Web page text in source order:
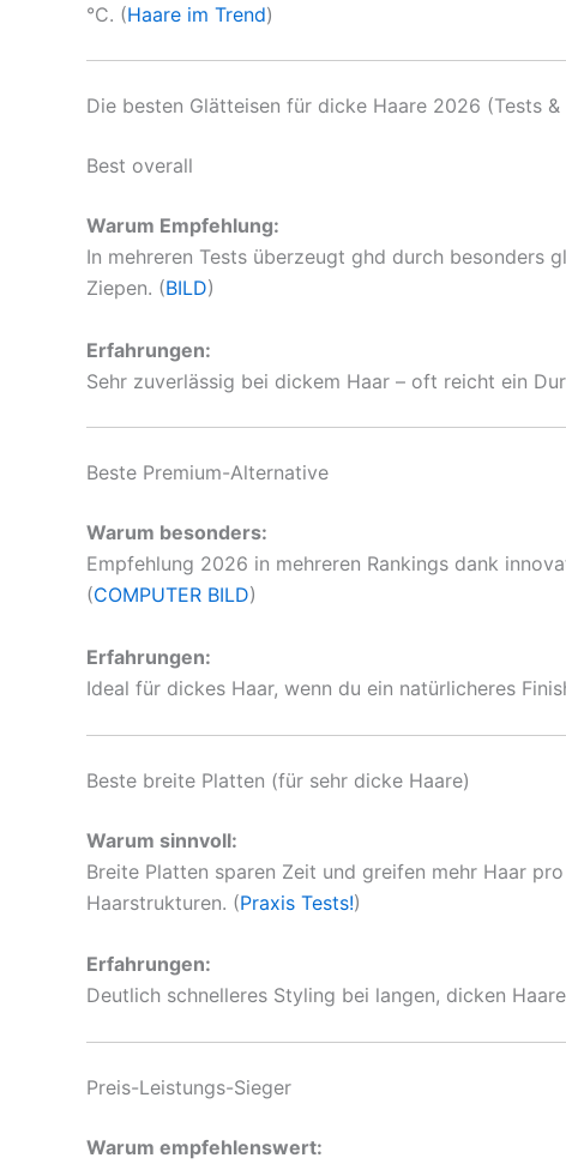
°C. (Haare im Trend)
Die besten Glätteisen für dicke Haare 2026 (Tests &
Best overall
Warum Empfehlung:
In mehreren Tests überzeugt ghd durch besonders
Ziepen. (BILD)
Erfahrungen:
Sehr zuverlässig bei dickem Haar – oft reicht ein
Beste Premium-Alternative
Warum besonders:
Empfehlung 2026 in mehreren Rankings dank
(COMPUTER BILD)
Erfahrungen:
Ideal für dickes Haar, wenn du ein natürlicheres
Beste breite Platten (für sehr dicke Haare)
Warum sinnvoll:
Breite Platten sparen Zeit und greifen mehr Haar
Haarstrukturen. (Praxis Tests!)
Erfahrungen:
Deutlich schnelleres Styling bei langen, dicken
Preis-Leistungs-Sieger
Warum empfehlenswert: